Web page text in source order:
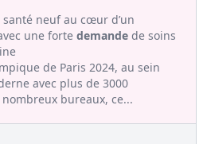
santé neuf au cœur d’un
une forte demande de soins
de Paris 2024, au sein
avec plus de 3000
bureaux, ce...